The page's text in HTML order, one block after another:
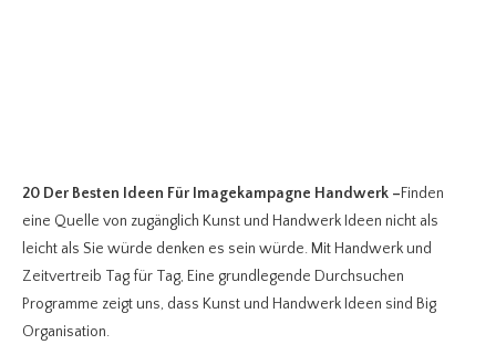
20 Der Besten Ideen Für Imagekampagne Handwerk –Finden
eine Quelle von zugänglich Kunst und Handwerk Ideen nicht als
leicht als Sie würde denken es sein würde. Mit Handwerk und
Zeitvertreib Tag für Tag, Eine grundlegende Durchsuchen
Programme zeigt uns, dass Kunst und Handwerk Ideen sind Big
Organisation.